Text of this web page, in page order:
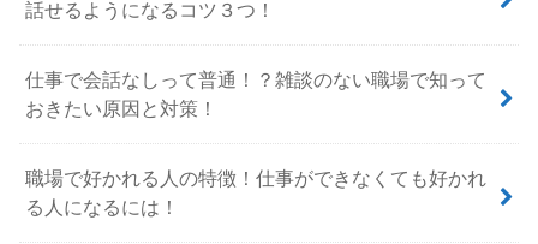
話せるようになるコツ３つ！
仕事で会話なしって普通！？雑談のない職場で知って
おきたい原因と対策！
職場で好かれる人の特徴！仕事ができなくても好かれ
る人になるには！